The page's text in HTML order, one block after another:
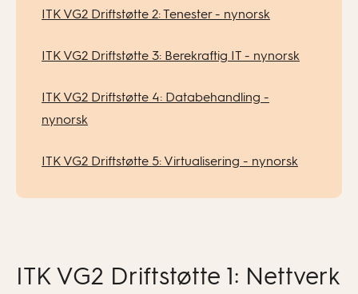
ITK VG2 Driftstøtte 2: Tenester - nynorsk
ITK VG2 Driftstøtte 3: Berekraftig IT - nynorsk
ITK VG2 Driftstøtte 4: Databehandling -
nynorsk
ITK VG2 Driftstøtte 5: Virtualisering - nynorsk
ITK VG2 Driftstøtte 1: Nettverk